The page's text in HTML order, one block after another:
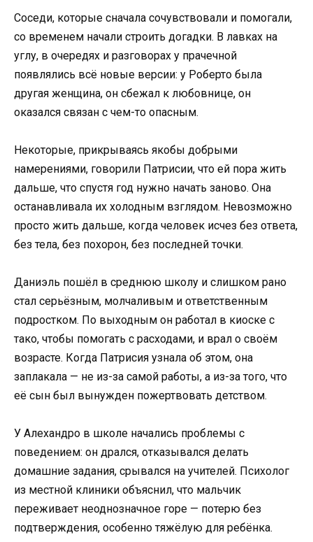
Соседи, которые сначала сочувствовали и помогали,
со временем начали строить догадки. В лавках на
углу, в очередях и разговорах у прачечной
появлялись всё новые версии: у Роберто была
другая женщина, он сбежал к любовнице, он
оказался связан с чем-то опасным.
Некоторые, прикрываясь якобы добрыми
намерениями, говорили Патрисии, что ей пора жить
дальше, что спустя год нужно начать заново. Она
останавливала их холодным взглядом. Невозможно
просто жить дальше, когда человек исчез без ответа,
без тела, без похорон, без последней точки.
Даниэль пошёл в среднюю школу и слишком рано
стал серьёзным, молчаливым и ответственным
подростком. По выходным он работал в киоске с
тако, чтобы помогать с расходами, и врал о своём
возрасте. Когда Патрисия узнала об этом, она
заплакала — не из-за самой работы, а из-за того, что
её сын был вынужден пожертвовать детством.
У Алехандро в школе начались проблемы с
поведением: он дрался, отказывался делать
домашние задания, срывался на учителей. Психолог
из местной клиники объяснил, что мальчик
переживает неоднозначное горе — потерю без
подтверждения, особенно тяжёлую для ребёнка.